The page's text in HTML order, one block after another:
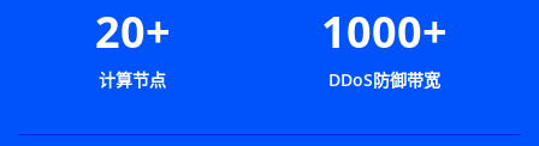
20+
计算节点
1000+
DDoS防御带宽